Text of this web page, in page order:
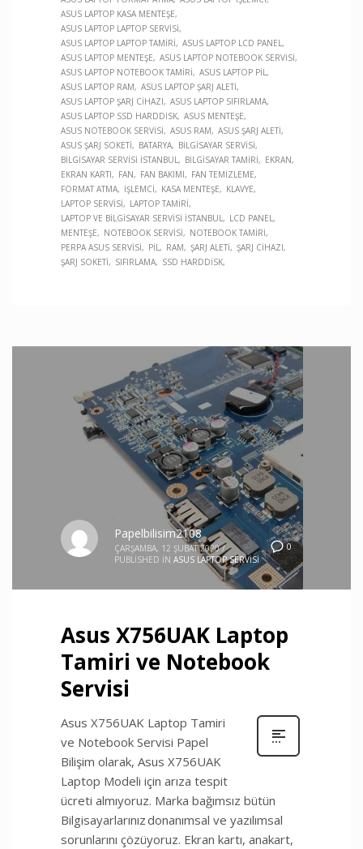
ASUS LAPTOP KASA MENTEŞE
ASUS LAPTOP LAPTOP SERVISI
ASUS LAPTOP LAPTOP TAMIRI
ASUS LAPTOP LCD PANEL
ASUS LAPTOP MENTEŞE
ASUS LAPTOP NOTEBOOK SERVISI
ASUS LAPTOP NOTEBOOK TAMIRI
ASUS LAPTOP PIL
ASUS LAPTOP RAM
ASUS LAPTOP ŞARJ ALETI
ASUS LAPTOP ŞARJ CIHAZI
ASUS LAPTOP SIFIRLAMA
ASUS LAPTOP SSD HARDDISK ASUS MENTEŞE
ASUS NOTEBOOK SERVISI
ASUS RAM
ASUS ŞARJ ALETI
ASUS ŞARJ SOKETI
BATARYA
BILGISAYAR SERVISI
BILGISAYAR SERVISI İSTANBUL
BILGISAYAR TAMIRI
EKRAN
EKRAN KARTI
FAN FAN BAKIMI
FAN TEMIZLEME
FORMAT ATMA
İŞLEMCI KASA MENTEŞE
KLAVYE
LAPTOP SERVISI
LAPTOP TAMIRI
LAPTOP VE BILGISAYAR SERVISI İSTANBUL
LCD PANEL
MENTEŞE
NOTEBOOK SERVISI
NOTEBOOK TAMIRI
PERPA ASUS SERVISI
PIL RAM ŞARJ ALETI
ŞARJ CIHAZI
ŞARJ SOKETI
SIFIRLAMA SSD HARDDISK
0
Papelbilisim2108
ÇARŞAMBA, 12 ŞUBAT 2020 /
PUBLISHED IN ASUS LAPTOP SERVISI
Asus X756UAK Laptop
Tamiri ve Notebook
Servisi
Asus X756UAK Laptop Tamiri
ve Notebook Servisi Papel
Bilişim olarak, Asus X756UAK
Laptop Modeli için arıza tespit
ücreti almıyoruz. Marka bağımsız bütün
Bilgisayarlarınız donanımsal ve yazılımsal
sorunlarını çözüyoruz. Ekran kartı, anakart,